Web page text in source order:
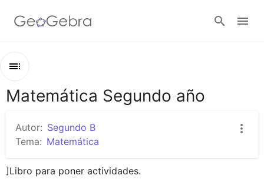
Google Classroom
Esquema
Operaciones con Números Enteros
Matemática Segundo año
Autor: Segundo B
Tema: Matemática
]Libro para poner actividades.